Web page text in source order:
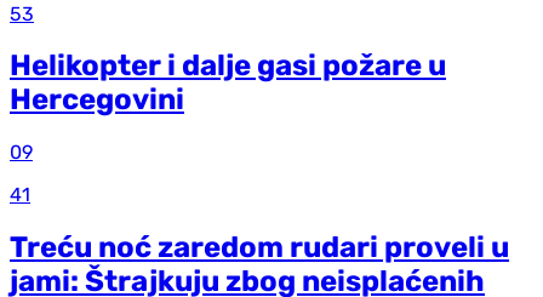
53
Helikopter i dalje gasi požare u
Hercegovini
09
41
Treću noć zaredom rudari proveli u
jami: Štrajkuju zbog neisplaćenih